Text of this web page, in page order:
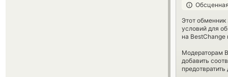
Этот
условий для
на BestChange
Модераторам
добавить